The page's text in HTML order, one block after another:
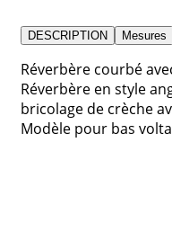
DESCRIPTION Mesures
Réverbère courbé
Réverbère en style
bricolage de crèche
Modèle pour bas